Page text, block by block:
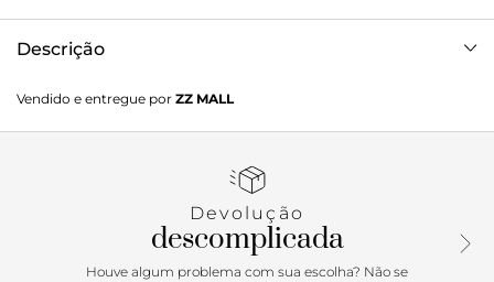
Descrição
raios marrom e branca. O acessório tem formato amplo e
laterais arredondadas. Traz alças tramadas e não possui
Vendido e entregue por ZZ MALL
Devolução
descomplicada
Houve algum problema com sua escolha? Não se